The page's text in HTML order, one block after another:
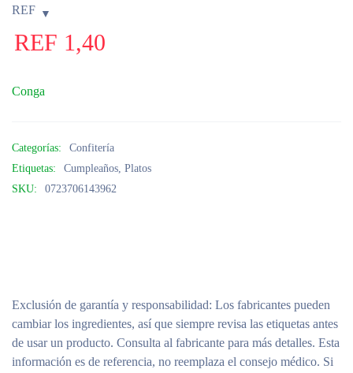
REF
REF 1,40
Conga
Categorías:
Confitería
Etiquetas:
Cumpleaños, Platos
SKU:
0723706143962
Exclusión de garantía y responsabilidad: Los fabricantes pueden
cambiar los ingredientes, así que siempre revisa las etiquetas antes
de usar un producto. Consulta al fabricante para más detalles. Esta
información es de referencia, no reemplaza el consejo médico. Si